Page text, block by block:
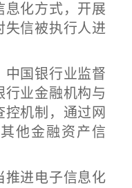
息化方式，开展
失信被执行人进
国银行业监督
行业金融机构与
机制，通过网
他金融资产信
进电子信息化